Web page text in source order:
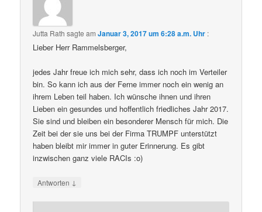
Jutta Rath sagte amJanuar 3, 2017 um 6:28 a.m. Uhr :
Lieber Herr Rammelsberger,
jedes Jahr freue ich mich sehr, dass ich noch im Verteiler
bin. So kann ich aus der Ferne immer noch ein wenig an
ihrem Leben teil haben. Ich wünsche ihnen und ihren
Lieben ein gesundes und hoffentlich friedliches Jahr 2017.
Sie sind und bleiben ein besonderer Mensch für mich. Die
Zeit bei der sie uns bei der Firma TRUMPF unterstützt
haben bleibt mir immer in guter Erinnerung. Es gibt
inzwischen ganz viele RACIs :o)
Antworten ↓